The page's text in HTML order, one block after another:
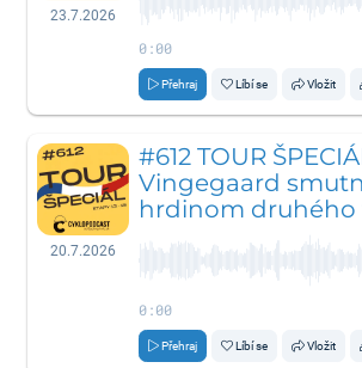
23.7.2026
0:00
Přehraj Líbí se Vložit
20.7.2026
#612 TOUR
Vingegaard
hrdinom druhého
0:00
Přehraj Líbí se Vložit